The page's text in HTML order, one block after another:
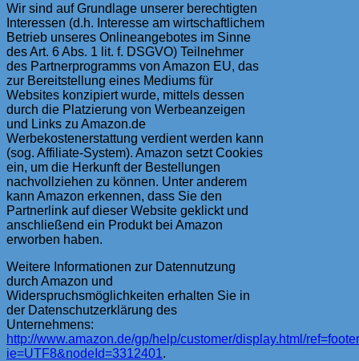
Wir sind auf Grundlage unserer berechtigten
Interessen (d.h. Interesse am wirtschaftlichem
Betrieb unseres Onlineangebotes im Sinne
des Art. 6 Abs. 1 lit. f. DSGVO) Teilnehmer
des Partnerprogramms von Amazon EU, das
zur Bereitstellung eines Mediums für
Websites konzipiert wurde, mittels dessen
durch die Platzierung von Werbeanzeigen
und Links zu Amazon.de
Werbekostenerstattung verdient werden kann
(sog. Affiliate-System). Amazon setzt Cookies
ein, um die Herkunft der Bestellungen
nachvollziehen zu können. Unter anderem
kann Amazon erkennen, dass Sie den
Partnerlink auf dieser Website geklickt und
anschließend ein Produkt bei Amazon
erworben haben.
Weitere Informationen zur Datennutzung
durch Amazon und
Widerspruchsmöglichkeiten erhalten Sie in
der Datenschutzerklärung des
Unternehmens:
http://www.amazon.de/gp/help/customer/display.html/
ie=UTF8&nodeId=3312401.